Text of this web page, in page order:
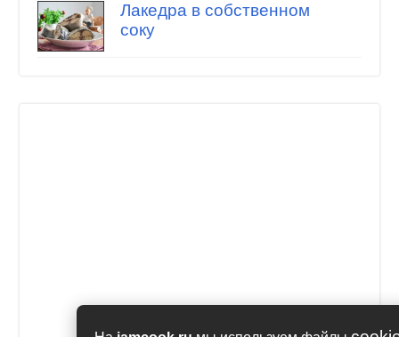
Лакедра в собственном
соку